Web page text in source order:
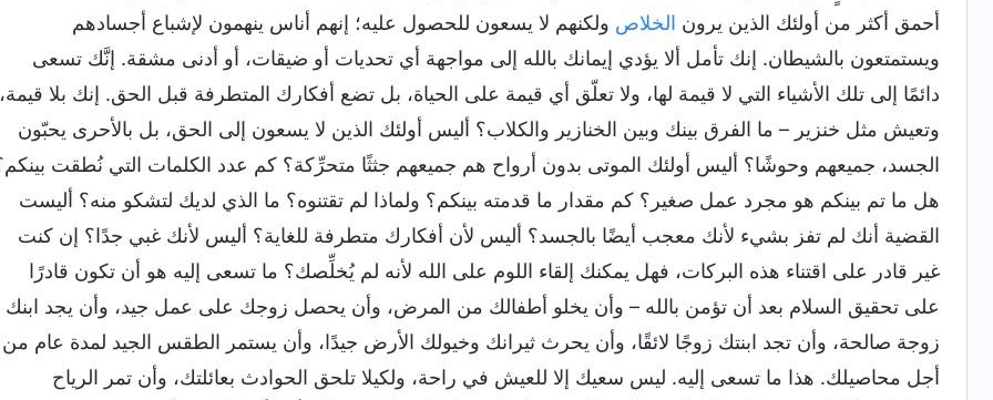
أحمق أكثر من أولئك الذين يرون الخلاص ولكنهم لا يسعون للحصول عليه؛ إنهم أناس ينهمون لإشباع أجسادهم
ويستمتعون بالشيطان. إنك تأمل ألا يؤدي إيمانك بالله إلى مواجهة أي تحديات أو ضيقات، أو أدنى مشقة. إنَّك تسعى
دائمًا إلى تلك الأشياء التي لا قيمة لها، ولا تعلّق أي قيمة على الحياة، بل تضع أفكارك المتطرفة قبل الحق. إنك بلا قيمة،
وتعيش مثل خنزير – ما الفرق بينك وبين الخنازير والكلاب؟ أليس أولئك الذين لا يسعون إلى الحق، بل بالأحرى يحبّون
الجسد، جميعهم وحوشًا؟ أليس أولئك الموتى بدون أرواح هم جميعهم جثثًا متحرِّكة؟ كم عدد الكلمات التي نُطقت
هل ما تم بينكم هو مجرد عمل صغير؟ كم مقدار ما قدمته بينكم؟ ولماذا لم تقتنوه؟ ما الذي لديك لتشكو منه؟ أليست
القضية أنك لم تفز بشيء لأنك معجب أيضًا بالجسد؟ أليس لأن أفكارك متطرفة للغاية؟ أليس لأنك غبي جدًا؟ إن كنت
غير قادر على اقتناء هذه البركات، فهل يمكنك إلقاء اللوم على الله لأنه لم يُخلِّصك؟ ما تسعى إليه هو أن تكون قادرًا
على تحقيق السلام بعد أن تؤمن بالله – وأن يخلو أطفالك من المرض، وأن يحصل زوجك على عمل جيد، وأن يجد ابنك
زوجة صالحة، وأن تجد ابنتك زوجًا لائقًا، وأن يحرث ثيرانك وخيولك الأرض جيدًا، وأن يستمر الطقس الجيد لمدة عام من
أجل محاصيلك. هذا ما تسعى إليه. ليس سعيك إلا للعيش في راحة، ولكيلا تلحق الحوادث بعائلتك، وأن تمر الرياح